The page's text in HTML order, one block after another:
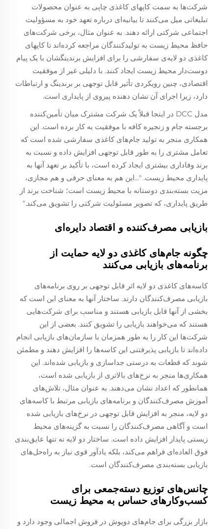
شرکت‌ها به سمت کاپهای کاغذی چاپی به عنوان محصولات
تبلیغاتی میل می‌کنند تا بیانیه‌ای درباره تعهد خود به مسؤولیت
اجتماعی شرکتی ارائه دهند. به عنوان مثال، برخی شرکت‌های
حافظ محیط زیست به تولیدکنندگان مراجعه کرده‌اند تا کاپهای
کاغذی دو لایه‌ی سفارشی را برای افزایش برندینگشان با یک پیام
دوست‌دار محیط زیست ایجاد کنند. با دلیلی غیر از موفقیت
اقتصادی، چنین رویکردی تأثیر قابل توجهی بر برندینگ و ارتباطات
دارد، زیرا اجرای آن نشان دهنده پیروی از پایداری است.
مدل DCC در اینجا قبلاً یک شرکت مشترک میان تأمین‌کننده
برجسته جام و زنجیره کافه با موفقیت به کار برده است. این
همکاری منجر به تولید جام‌های کاغذی سفارشی شده است که
تعامل مشتری را به طور قابل توجهی افزایش داده و نسبت به
برند وفاداری بیشتری ایجاد کرده است، با تأکید بر تعهد آنها به
پایداری محیط زیست. "...این هم به معنای حرفی و هم مجازی،
مزیت بسته‌بندی دوستانه با محیط زیست است؛ شناخت برند از
طریق پایداری، که تصویر مسئولیت شرکتی را تشویق می‌کند."
بازیابی مصرف‌کننده و اقتصاد دایره‌ای
چگونه جام‌های کاغذی دو لایه حمایت از
برنامه‌های بازیابی می‌کنند
کاسه‌های کاغذی دو لایه اثر قابل توجهی بر روی برنامه‌های
بازیابی مصرف‌کنندگان دارند. ساختار آنها به معنای این است که
بخشی از آنها قابل بازیابی هستند و مناسب برای شرکت‌هایی
هستند که می‌خواهند بازیابی را تشویق کنند. بعضی از این
شرکت‌ها این کار را به طور همزمان با سازمان‌های بازیابی انجام
داده‌اند تا بازیابی پذیرفتنی این کاسه‌ها را افزایش دهند و مطمئن
شوند که قطعات به درستی جداسازی و بازیابی شده‌اند. این
همکاری‌ها منجر به نرخ‌های بالاتری از بازیابی شده است،
همانطور که اعداد نشان می‌دهند. به عنوان مثال، تلاش‌های
آموزش مصرف‌کنندگان و برنامه‌های بازیابی مرتبط با کاسه‌های
دو لایه، منجر به افزایش قابل توجهی در نرخ‌های بازیابی شده
است و آگاهی مصرف‌کنندگان را نسبت به گزینه‌های محیط
زیستی پایدار افزایش داده است. ساختار دو لایه نه تنها عایق‌بندی
فوق العاده‌ای فراهم می‌کند، بلکه یادآور قوی نیاز به راه‌حل‌های
بازیابی بسته‌بندی مصرف‌کنندگان است.
چانس‌های توزیع دسته‌جمعی برای
کسب‌وکارهای حساس به محیط زیست
بازار بزرگی برای جام‌های دوپوش در فروش اجمالی وجود دارد و